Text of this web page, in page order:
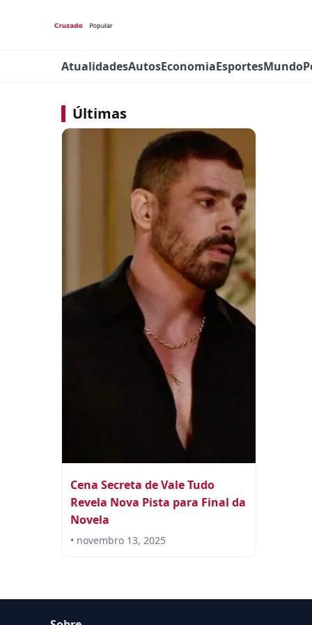
AtualidadesAutosEconomiaEsportesMundo
Últimas
Cena Secreta de Vale Tudo
Revela Nova Pista para Final da
Novela
• novembro 13, 2025